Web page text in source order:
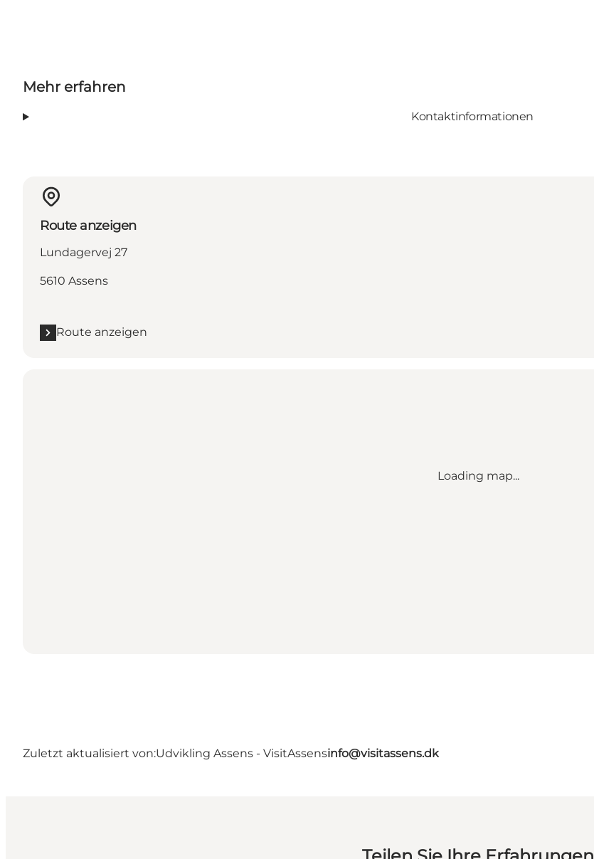
Mehr erfahren
Kontaktinformationen
Route anzeigen
Lundagervej 27
5610 Assens
Route anzeigen
Loading map...
Zuletzt aktualisiert von:Udvikling Assens - VisitAssensinfo@visitassens.dk